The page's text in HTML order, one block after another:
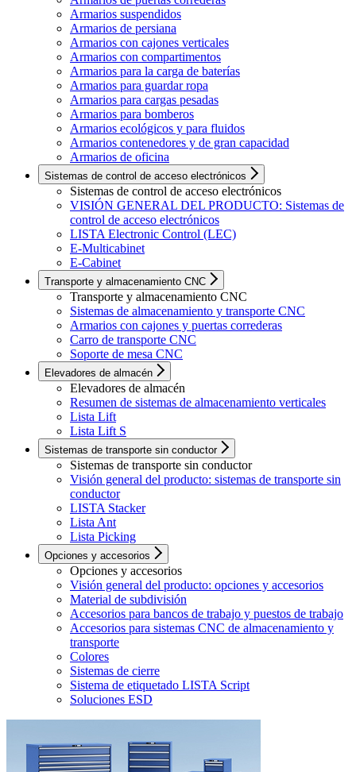
Armarios suspendidos
Armarios de persiana
Armarios con cajones verticales
Armarios con compartimentos
Armarios para la carga de baterías
Armarios para guardar ropa
Armarios para cargas pesadas
Armarios para bomberos
Armarios ecológicos y para fluidos
Armarios contenedores y de gran capacidad
Armarios de oficina
Sistemas de control de acceso electrónicos
Sistemas de control de acceso electrónicos
VISIÓN GENERAL DEL PRODUCTO: Sistemas de
control de acceso electrónicos
LISTA Electronic Control (LEC)
E-Multicabinet
E-Cabinet
Transporte y almacenamiento CNC
Transporte y almacenamiento CNC
Sistemas de almacenamiento y transporte CNC
Armarios con cajones y puertas correderas
Carro de transporte CNC
Soporte de mesa CNC
Elevadores de almacén
Elevadores de almacén
Resumen de sistemas de almacenamiento verticales
Lista Lift
Lista Lift S
Sistemas de transporte sin conductor
Sistemas de transporte sin conductor
Visión general del producto: sistemas de transporte sin
conductor
LISTA Stacker
Lista Ant
Lista Picking
Opciones y accesorios
Opciones y accesorios
Visión general del producto: opciones y accesorios
Material de subdivisión
Accesorios para bancos de trabajo y puestos de trabajo
Accesorios para sistemas CNC de almacenamiento y
transporte
Colores
Sistemas de cierre
Sistema de etiquetado LISTA Script
Soluciones ESD